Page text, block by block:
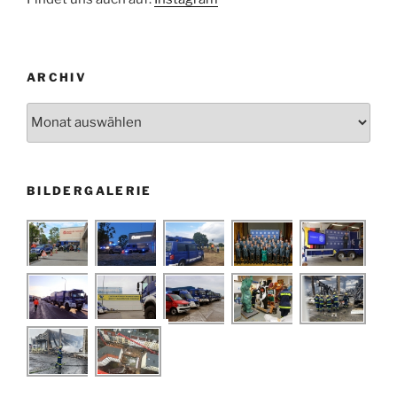
ARCHIV
BILDERGALERIE